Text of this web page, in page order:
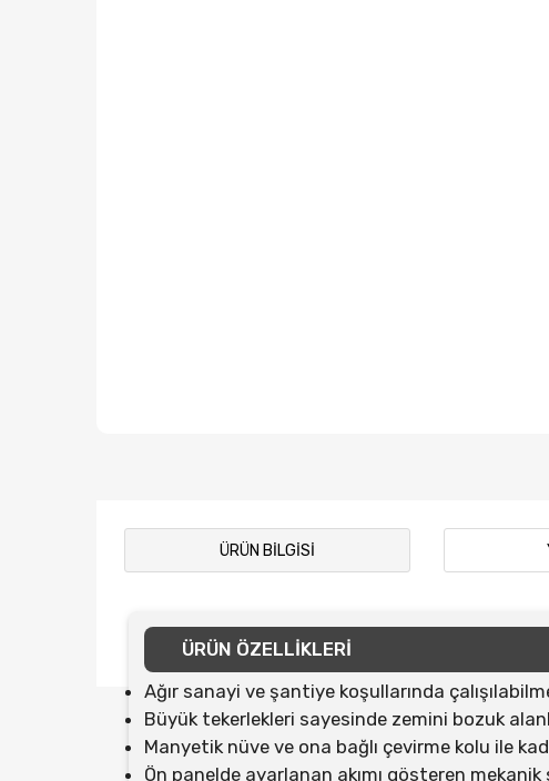
ÜRÜN BILGISI
ÜRÜN ÖZELLİKLERİ
Ağır sanayi ve şantiye koşullarında
Büyük tekerlekleri sayesinde zemini bozuk
Manyetik nüve ve ona bağlı çevirme kolu ile
Ön panelde ayarlanan akımı gösteren mekanik